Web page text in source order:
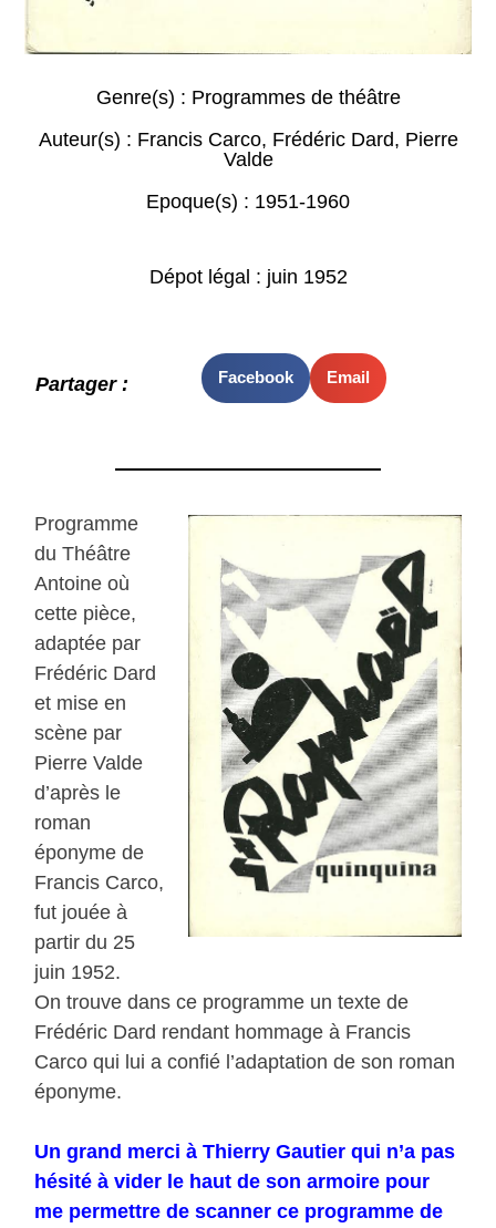
Genre(s) : Programmes de théâtre
Auteur(s) : Francis Carco, Frédéric Dard, Pierre
Valde
Epoque(s) : 1951-1960
Dépot légal : juin 1952
Partager : Facebook Email
Programme
du Théâtre
Antoine où
cette pièce,
adaptée par
Frédéric Dard
et mise en
scène par
Pierre Valde
d’après le
roman
éponyme de
Francis Carco,
fut jouée à
partir du 25
juin 1952.
On trouve dans ce programme un texte de
Frédéric Dard rendant hommage à Francis
Carco qui lui a confié l’adaptation de son roman
éponyme.
Un grand merci à Thierry Gautier qui n’a pas
hésité à vider le haut de son armoire pour
me permettre de scanner ce programme de